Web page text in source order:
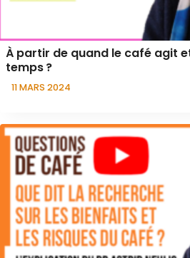
À partir de quand le café agit
temps ?
11 MARS 2024